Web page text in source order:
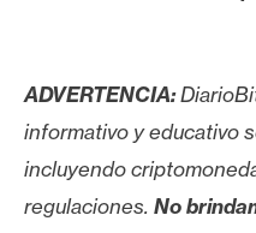
ADVERTENCIA:
informativo y educativo
incluyendo
regulaciones. No